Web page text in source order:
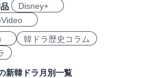
Disney+
韓ドラ歴史コラム
新韓ドラ月別一覧